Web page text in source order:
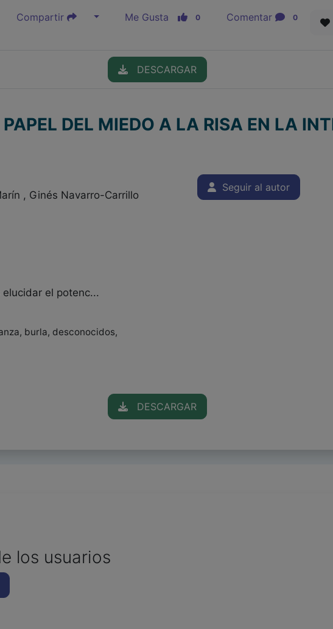
Compartir Me Gusta 0 Comentar 0
DESCARGAR
DEL MIEDO A LA RISA EN LA
, Ginés Navarro-Carrillo
Seguir al autor
el potenc...
burla, desconocidos,
DESCARGAR
los usuarios